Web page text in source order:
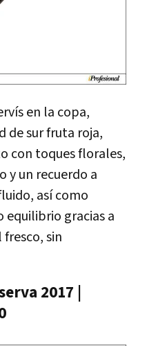
en la copa,
de sur fruta roja,
con toques florales,
y un recuerdo a
así como
equilibrio gracias a
sin
2017 |